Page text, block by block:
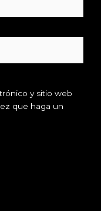
y sitio web
que haga un